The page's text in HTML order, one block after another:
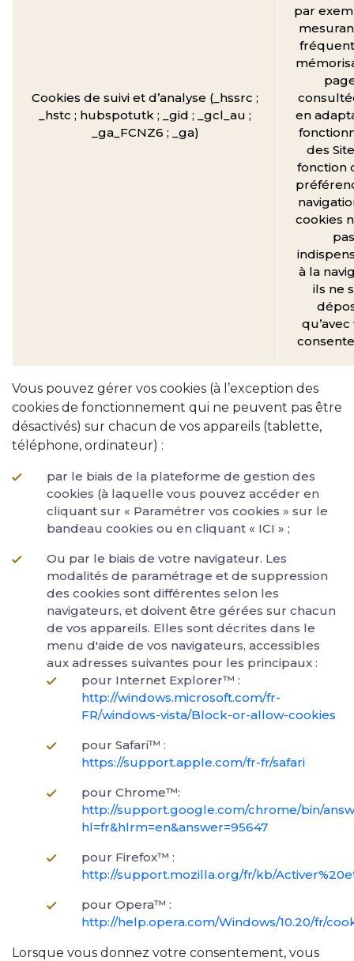
Cookies de suivi et d’analyse (_hssrc ;
_hstc ; hubspotutk ; _gid ; _gcl_au ;
_ga_FCNZ6 ; _ga)
par
en
des
fonction
cookies
pas
à la
ils ne
Vous pouvez gérer vos cookies (à l’exception des
cookies de fonctionnement qui ne peuvent pas être
désactivés) sur chacun de vos appareils (tablette,
téléphone, ordinateur) :
par le biais de la plateforme de gestion des
cookies (à laquelle vous pouvez accéder en
cliquant sur « Paramétrer vos cookies » sur le
bandeau cookies ou en cliquant « ICI » ;
Ou par le biais de votre navigateur. Les
modalités de paramétrage et de suppression
des cookies sont différentes selon les
navigateurs, et doivent être gérées sur chacun
de vos appareils. Elles sont décrites dans le
menu d'aide de vos navigateurs, accessibles
aux adresses suivantes pour les principaux :
pour Internet Explorer™ :
http://windows.microsoft.com/fr-
FR/windows-vista/Block-or-allow-cookies
pour Safari™ :
https://support.apple.com/fr-fr/safari
pour Chrome™:
http://support.google.com/chrome/bin/
hl=fr&hlrm=en&answer=95647
pour Firefox™ :
http://support.mozilla.org/fr/kb/
pour Opera™ :
http://help.opera.com/Windows/10.20/fr/
Lorsque vous donnez votre consentement, vous